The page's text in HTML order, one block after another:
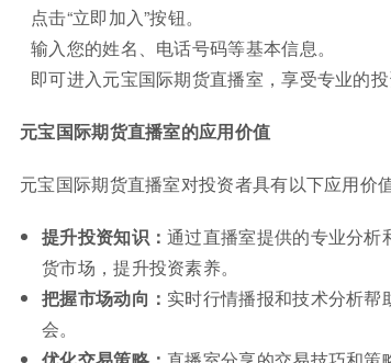
点击“立即加入”按钮。
输入您的姓名、电话号码等基本信息。
即可进入元宝国际期货直播室，享受专业的投
元宝国际期货直播室的应用价值
元宝国际期货直播室对投资者具有以下应用价
提升投资知识：通过直播室提供的专业分析
货市场，提升投资素养。
把握市场动向： 实时行情播报和技术分析
会。